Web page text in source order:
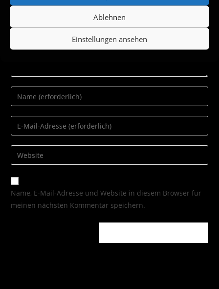
Ablehnen
Einstellungen ansehen
Name, E-Mail-Adresse und Website in diesem Browser für
meinen nächsten Kommentar speichern.